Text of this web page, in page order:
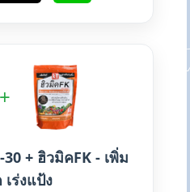
+
+ ฮิวมิคFK - เพิ่ม
ร่งแป้ง